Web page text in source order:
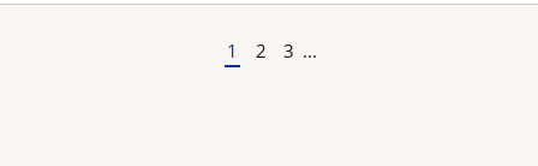
1 2 3 ...